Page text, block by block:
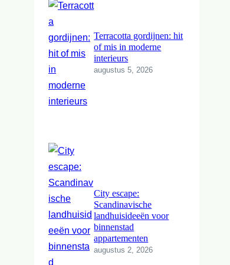
Terracotta gordijnen: hit
of mis in moderne
interieurs
augustus 5, 2026
City escape:
Scandinavische
landhuisideeën voor
binnenstad
appartementen
augustus 2, 2026